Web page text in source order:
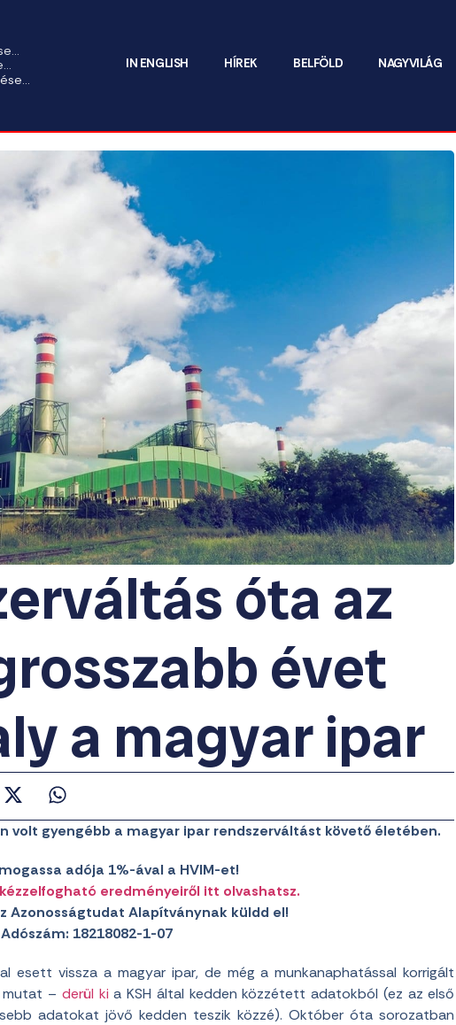
IN ENGLISH HÍREK BELFÖLD NAGYVILÁG
óta az
évet
a magyar ipar
volt gyengébb a magyar ipar rendszerváltást követő életében.
adója 1%-ával a HVIM-et!
eredményeiről itt olvashatsz.
Azonosságtudat Alapítványnak küldd el!
Adószám: 18218082-1-07
esett vissza a magyar ipar, de még a munkanaphatással korrigált
mutat – derül ki a KSH által kedden közzétett adatokból (ez az első
adatokat jövő kedden teszik közzé). Október óta sorozatban